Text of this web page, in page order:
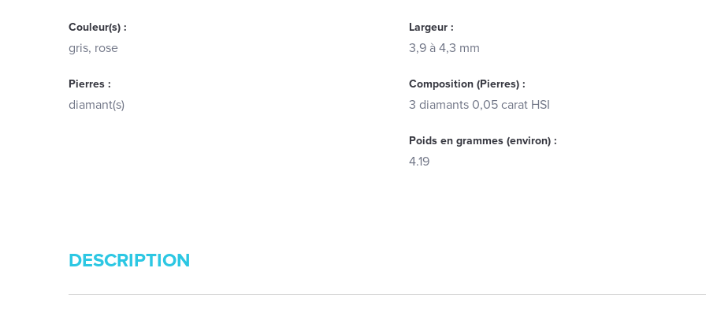
Couleur(s) :
gris, rose
Largeur :
3,9 à 4,3 mm
Pierres :
diamant(s)
Composition (Pierres) :
3 diamants 0,05 carat HSI
Poids en grammes (environ) :
4.19
DESCRIPTION